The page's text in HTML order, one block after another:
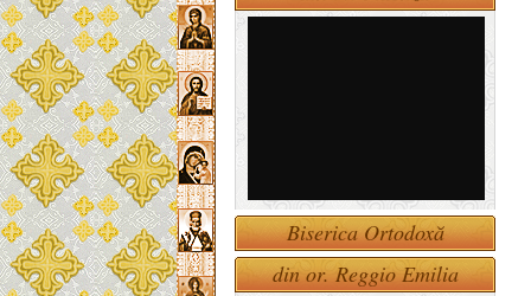
Biserica Ortodoxă
din or. Reggio Emilia